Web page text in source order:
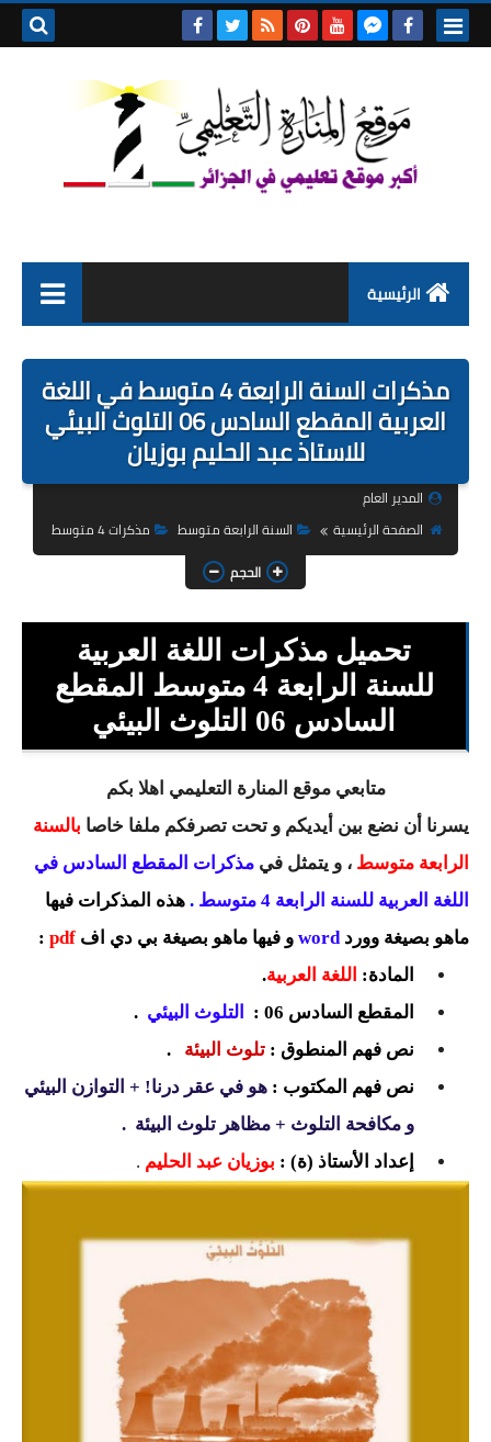
الرئيسية
التربية التحضيرية
السنة الاولى ابتدائي
السنة الخامسة ابتدائي
شهادة التعليم الابتدائي
تزيين القسم
التعليم المتوسط
السنة الاولى متوسط
السنة الثانية متوسط
السنة الثالثة متوسط
السنة الرابعة متوسط
شهادة التعليم المتوسط
بنك الفروض و الاختبارات
محفظة الأستاذ
بنك التوزيعات الشهرية
دفاتر استاذ التعليم الابتدائي
المسابقات المهنية
البحوث الجاهزة
مذكرات السنة الرابعة 4 متوسط في اللغة
العربية المقطع السادس 06 التلوث البيئي
للاستاذ عبد الحليم بوزيان
المدير العام
الصفحة الرئيسية
السنة الرابعة متوسط
مذكرات 4 متوسط
الحجم
تحميل مذكرات اللغة العربية
للسنة الرابعة 4 متوسط المقطع
السادس 06 التلوث البيئي
متابعي موقع المنارة التعليمي اهلا بكم
يسرنا أن نضع بين أيديكم و تحت تصرفكم ملفا خاصا بالسنة
الرابعة متوسط ، و يتمثل في مذكرات المقطع السادس في
اللغة العربية للسنة الرابعة 4 متوسط
. هذه المذكرات فيها
ماهو بصيغة وورد word و فيها ماهو بصيغة بي دي اف pdf
:
المادة: اللغة العربية.
المقطع السادس 06 :
التلوث البيئي .
نص فهم المنطوق : تلوث البيئة
.
نص فهم المكتوب : هو في عقر درنا! + التوازن البيئي
و مكافحة التلوث + مظاهر تلوث البيئة .
إعداد الأستاذ (ة) : بوزيان عبد الحليم .